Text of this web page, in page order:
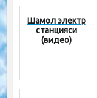
Шамол электр
станцияси
(видео)